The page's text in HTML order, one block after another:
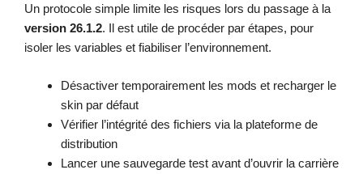
Un protocole simple limite les risques lors du passage à la
version 26.1.2. Il est utile de procéder par étapes, pour
isoler les variables et fiabiliser l’environnement.
Désactiver temporairement les mods et recharger le
skin par défaut
Vérifier l’intégrité des fichiers via la plateforme de
distribution
Lancer une sauvegarde test avant d’ouvrir la carrière